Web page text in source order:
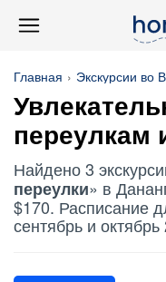
Главная Экскурсии во
переулкам
Найдено 3
переулки» в
$170. Расписание
сентябрь и октябрь